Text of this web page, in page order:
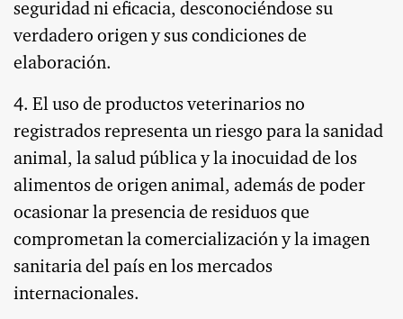
seguridad ni eficacia, desconociéndose su
verdadero origen y sus condiciones de
elaboración.
4. El uso de productos veterinarios no
registrados representa un riesgo para la sanidad
animal, la salud pública y la inocuidad de los
alimentos de origen animal, además de poder
ocasionar la presencia de residuos que
comprometan la comercialización y la imagen
sanitaria del país en los mercados
internacionales.